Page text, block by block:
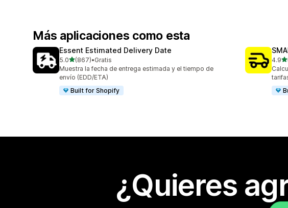
Más aplicaciones como esta
Essent Estimated Delivery Date
5.0de 5 estrellas
(867)
867 reseñas en total
•Gratis
Muestra la fecha de entrega estimada y el tiempo de
envío (EDD/ETA)
Built for Shopify
4.9
318
¿Quieres